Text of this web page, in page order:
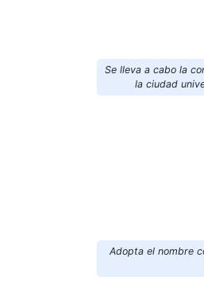
Se lleva a cabo la
la ciudad
Adopta el nombre